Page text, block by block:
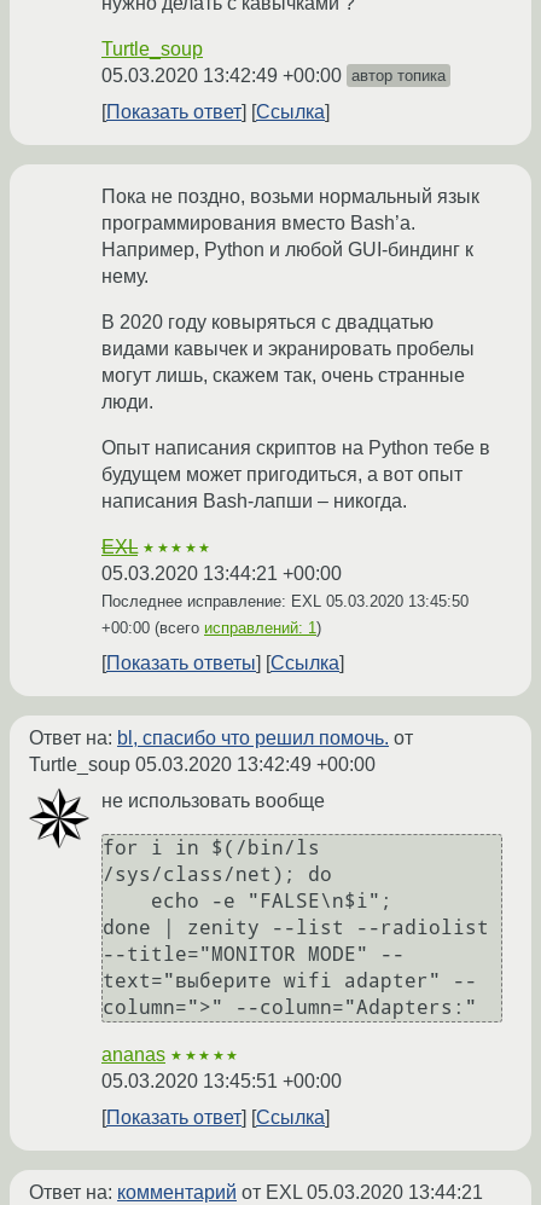
Turtle_soup
05.03.2020 13:42:49 +00:00 автор топика
Показать ответ Ссылка
Пока не поздно, возьми нормальный язык
программирования вместо Bash’а.
Например, Python и любой GUI-биндинг к
нему.
В 2020 году ковыряться с двадцатью
видами кавычек и экранировать пробелы
могут лишь, скажем так, очень странные
люди.
Опыт написания скриптов на Python тебе в
будущем может пригодиться, а вот опыт
написания Bash-лапши – никогда.
EXL ★★★★★
05.03.2020 13:44:21 +00:00
Последнее исправление: EXL 05.03.2020 13:45:50
+00:00 (всего исправлений: 1)
Показать ответы Ссылка
Ответ на: bl, спасибо что решил помочь. от
Turtle_soup 05.03.2020 13:42:49 +00:00
не использовать вообще
for i in $(/bin/ls
/sys/class/net); do
done | zenity --list --radiolist
--title="MONITOR MODE" --
text="выберите wifi adapter" --
ananas ★★★★★
05.03.2020 13:45:51 +00:00
Показать ответ
Ссылка
Ответ на: комментарий от EXL 05.03.2020 13:44:21